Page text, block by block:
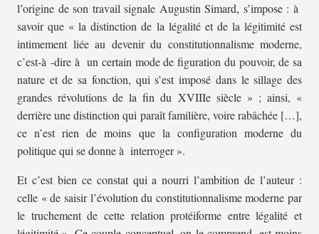
l’origine de son travail signale Augustin Simard, s’impose : à
savoir que « la distinction de la légalité et de la légitimité est
intimement liée au devenir du constitutionnalisme moderne,
c’est-à -dire à un certain mode de figuration du pouvoir, de sa
nature et de sa fonction, qui s’est imposé dans le sillage des
grandes révolutions de la fin du XVIIIe siècle » ; ainsi, «
derrière une distinction qui paraît familière, voire rabâchée […],
ce n’est rien de moins que la configuration moderne du
politique qui se donne à interroger ».
Et c’est bien ce constat qui a nourri l’ambition de l’auteur :
celle « de saisir l’évolution du constitutionnalisme moderne par
le truchement de cette relation protéiforme entre légalité et